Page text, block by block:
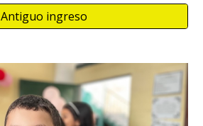
Antiguo ingreso